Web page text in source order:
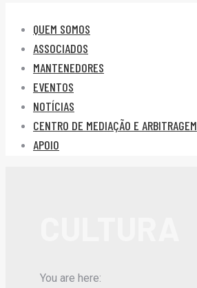
QUEM SOMOS
ASSOCIADOS
MANTENEDORES
EVENTOS
NOTÍCIAS
CENTRO DE MEDIAÇÃO E ARBITRAGEM
APOIO
You are here: